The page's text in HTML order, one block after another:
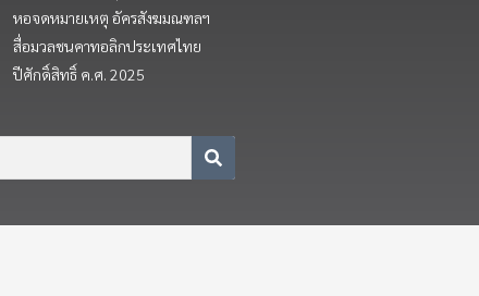
หอจดหมายเหตุ อัครสังฆมณฑลฯ
สื่อมวลชนคาทอลิกประเทศไทย
ปีศักดิ์สิทธิ์ ค.ศ. 2025